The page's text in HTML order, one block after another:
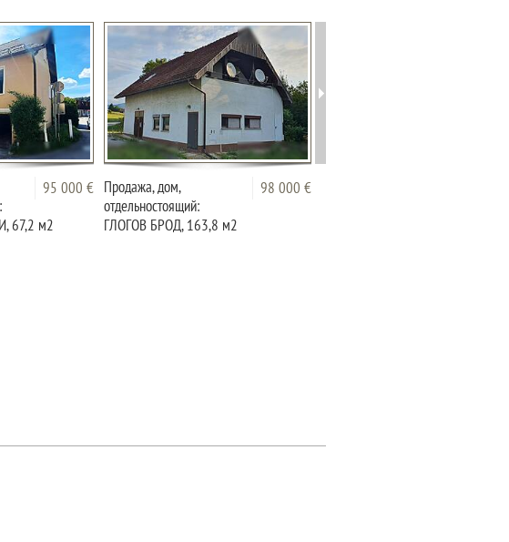
95 000 €
67,2 м2
98 000 €
Продажа, дом,
отдельностоящий:
ГЛОГОВ БРОД, 163,8 м2